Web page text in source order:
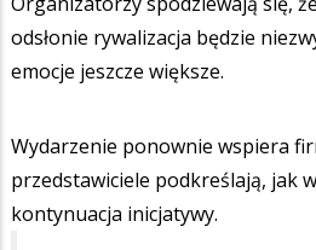
odsłonie rywalizacja będzie
emocje jeszcze większe.
Wydarzenie ponownie wspiera
przedstawiciele podkreślają, jak
kontynuacja inicjatywy.